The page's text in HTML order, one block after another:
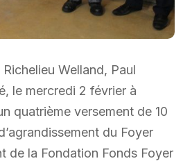
Welland, Paul
le mercredi 2 février à
quatrième versement de 10
du Foyer
de la Fondation Fonds Foyer